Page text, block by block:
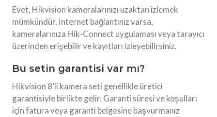
Evet, Hikvision kameralarınızı uzaktan izlemek
mümkündür. İnternet bağlantınız varsa,
kameralarınıza Hik-Connect uygulaması veya tarayıcı
üzerinden erişebilir ve kayıtları izleyebilirsiniz.
Bu setin garantisi var mı?
Hikvision 8’li kamera seti genellikle üretici
garantisiyle birlikte gelir. Garanti süresi ve koşulları
için fatura veya garanti belgesine başvurmanız